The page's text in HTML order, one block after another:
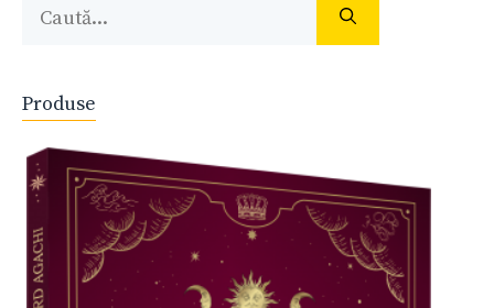
Caută
Produse